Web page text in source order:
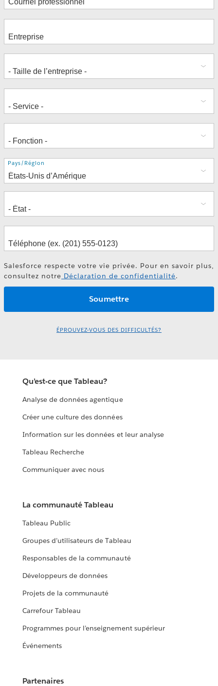
Adresse
Pays/Région
Salesforce respecte votre vie privée. Pour en savoir plus,
consultez notre Déclaration de confidentialité.
ÉPROUVEZ-VOUS DES DIFFICULTÉS?
Qu’est-ce que Tableau?
Analyse de données agentique
Créer une culture des données
Information sur les données et leur analyse
Tableau Recherche
Communiquer avec nous
La communauté Tableau
Tableau Public
Groupes d’utilisateurs de Tableau
Responsables de la communauté
Développeurs de données
Projets de la communauté
Carrefour Tableau
Programmes pour l’enseignement supérieur
Événements
Partenaires